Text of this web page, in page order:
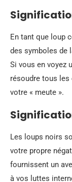
En tant que loup
des symboles de
Si vous en voyez
résoudre tous
votre « meute ».
Les loups noirs
votre propre
fournissent un
à vos luttes